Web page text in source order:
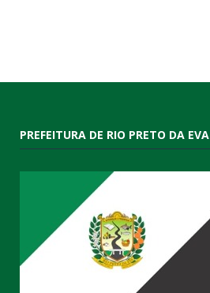
PREFEITURA DE RIO PRETO DA EVA